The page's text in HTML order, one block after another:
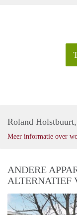
Roland
Meer informatie over
ANDERE
ALTERNATIEF